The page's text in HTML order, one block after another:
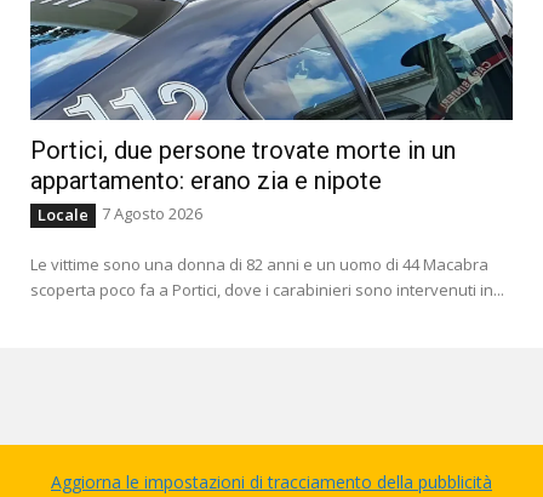
Portici, due persone trovate morte in un
appartamento: erano zia e nipote
Locale 7 Agosto 2026
Le vittime sono una donna di 82 anni e un uomo di 44 Macabra
scoperta poco fa a Portici, dove i carabinieri sono intervenuti in...
Aggiorna le impostazioni di tracciamento della pubblicità